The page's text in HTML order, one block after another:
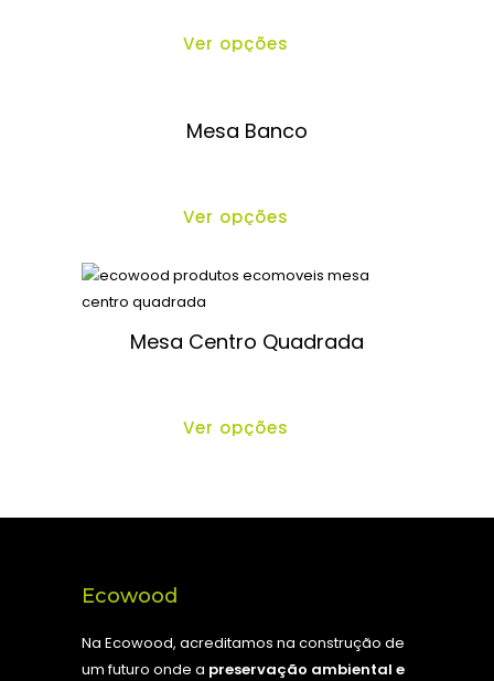
Ver opções
Mesa Banco
Ver opções
Mesa Centro Quadrada
Ver opções
Ecowood
Na Ecowood, acreditamos na construção de
um futuro onde a preservação ambiental e